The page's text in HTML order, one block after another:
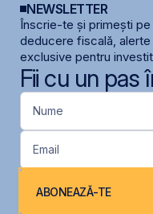
NEWSLETTER
Înscrie-te și primești
deducere fiscală,
exclusive pentru
Fii cu un pas
Nume
Email
ABONEAZĂ-TE